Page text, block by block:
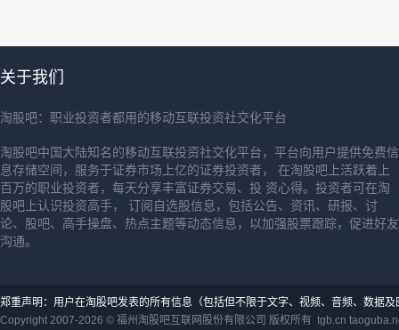
关于我们
淘股吧：职业投资者都用的移动互联投资社交化平台
淘股吧中国大陆知名的移动互联投资社交化平台，平台向用户提供免费信
息存储空间，服务于证券市场上亿的证券投资者， 在淘股吧上活跃着上
百万的职业投资者，每天分享丰富证券交易、投 资心得。投资者可在淘
股吧上认识投资高手， 订阅自选股信息，包括公告、资讯、研报、讨
论、股吧、高手操盘、热点主题等动态信息，以加强股票跟踪，促进好友
沟通。
郑重声明：用户在淘股吧发表的所有信息（包括但不限于文字、视频、音频、数据
Copyright 2007-2026 © 福州淘股吧互联网股份有限公司 版权所有 tgb.cn